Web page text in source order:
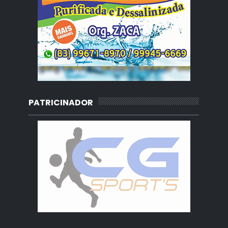
PATRICINADOR